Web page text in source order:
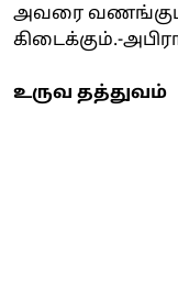
அவரை வணங்கும்
கிடைக்கும்.-
உருவ தத்துவம்